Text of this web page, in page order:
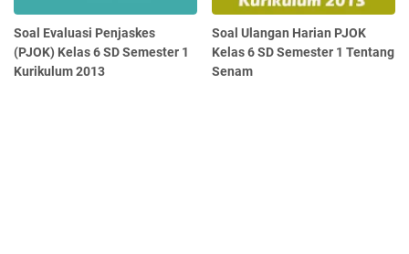
Soal Evaluasi Penjaskes
(PJOK) Kelas 6 SD Semester 1
Kurikulum 2013
Soal Ulangan Harian PJOK
Kelas 6 SD Semester 1 Tentang
Senam